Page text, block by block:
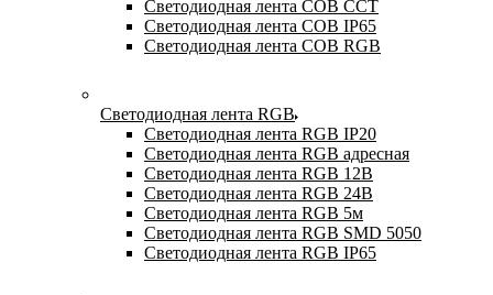
Светодиодная лента COB CCT
Светодиодная лента COB IP65
Светодиодная лента COB RGB
Светодиодная лента RGB
Светодиодная лента RGB IP20
Светодиодная лента RGB адресная
Светодиодная лента RGB 12В
Светодиодная лента RGB 24В
Светодиодная лента RGB 5м
Светодиодная лента RGB SMD 5050
Светодиодная лента RGB IP65